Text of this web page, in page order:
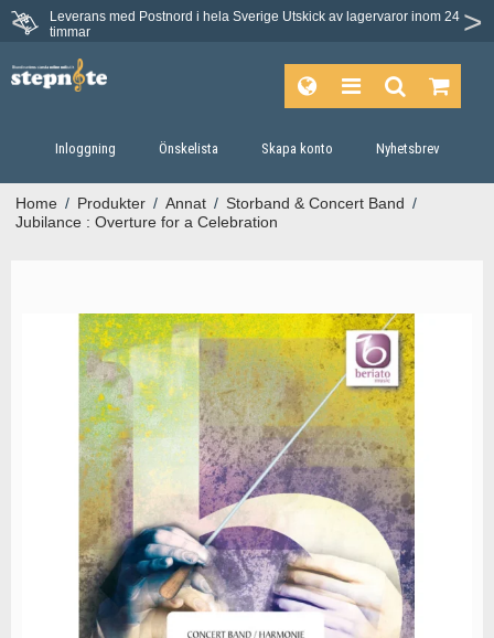
Leverans med Postnord i hela Sverige Utskick av lagervaror inom 24
timmar
Inloggning Önskelista Skapa konto Nyhetsbrev
Home / Produkter / Annat / Storband & Concert Band /
Jubilance : Overture for a Celebration